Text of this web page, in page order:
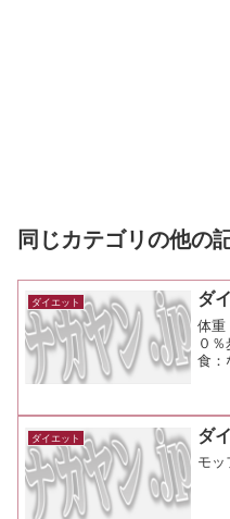
同じカテゴリの他の
ダイエット ダ
体重
０
食：
パ
雨注
け
ダイエット ダ
モッ